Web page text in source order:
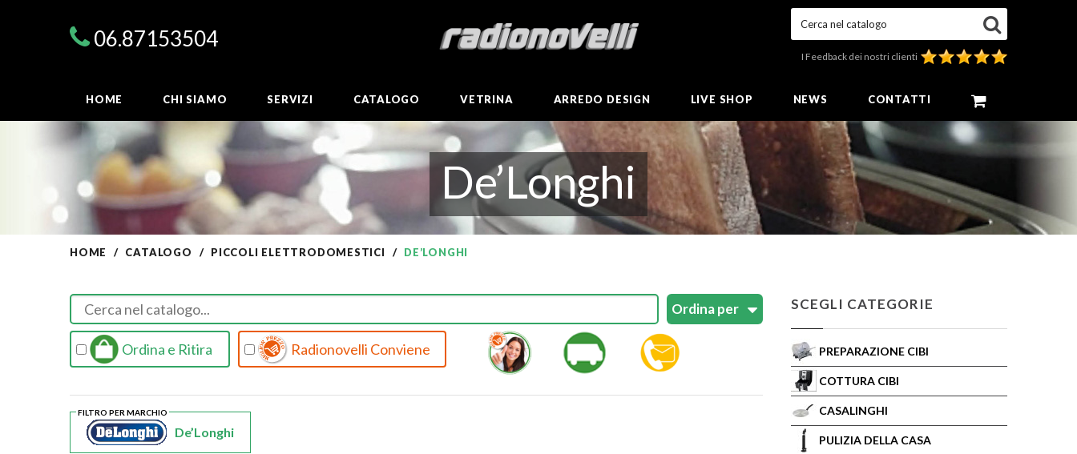
06.87153504
Cerca nel catalogo
I Feedback dei nostri clienti
HOME CHI SIAMO SERVIZI CATALOGO VETRINA ARREDO DESIGN LIVE SHOP NEWS CONTATTI
De’Longhi
HOME CATALOGO PICCOLI ELETTRODOMESTICI DE’LONGHI
SCEGLI CATEGORIE
PREPARAZIONE CIBI
COTTURA CIBI
CASALINGHI
PULIZIA DELLA CASA
Ordina e Ritira Radionovelli Conviene
De’Longhi
FILTRO PER MARCHIO